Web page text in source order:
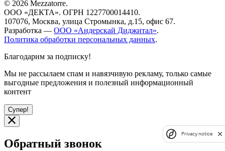
© 2026 Mezzatorre.
ООО «ДЕКТА». ОГРН 1227700014410.
107076, Москва, улица Стромынка, д.15, офис 67.
Разработка — ООО «Андерскай Диджитал».
Политика обработки персональных данных.
Благодарим за подписку!
Мы не рассылаем спам и навязчивую рекламу, только самые
выгодные предложения и полезный информационный
контент
Супер!
Обратный звонок
Privacy notice